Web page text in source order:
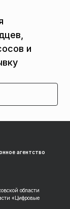
и
агентство
области
«Цифровые